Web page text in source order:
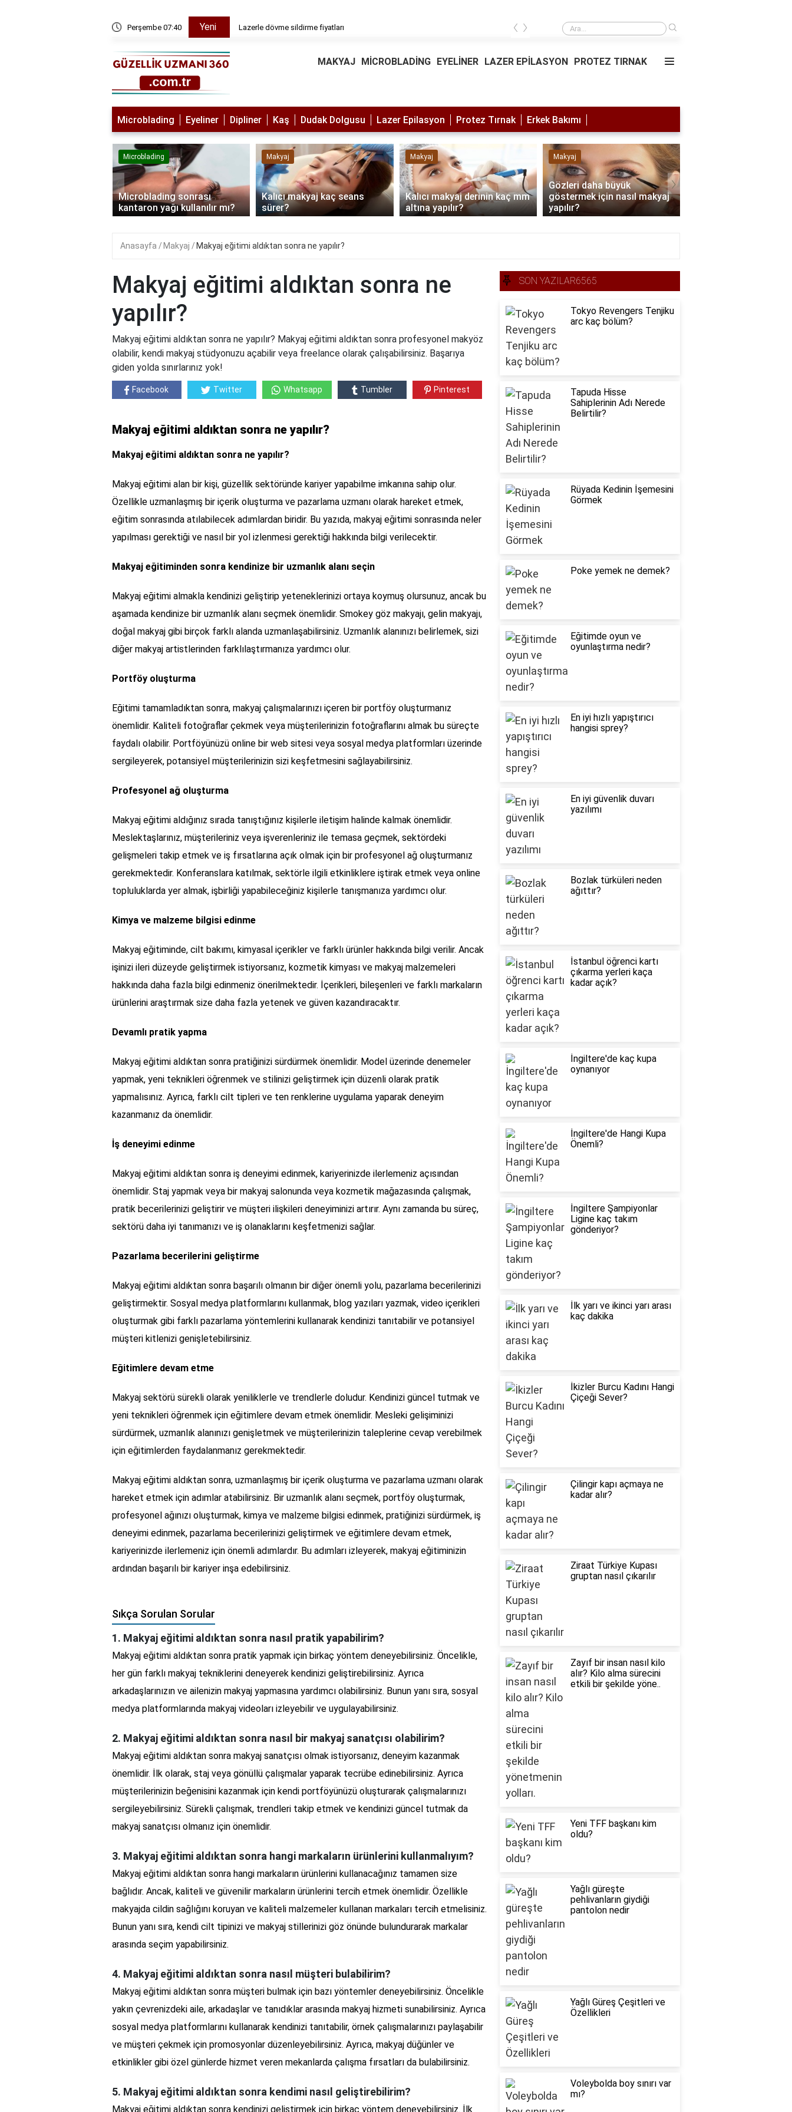
Perşembe 07:40 Yeni Lazerle dövme sildirme fiyatları Saç simülasyonu
‹ ›
MAKYAJ MİCROBLADİNG EYELİNER LAZER EPİLASYON PROTEZ TIRNAK
Microblading Eyeliner Dipliner Kaş Dudak Dolgusu Lazer Epilasyon Protez Tırnak Erkek Bakımı
Microblading
Microblading sonrası
kantaron yağı kullanılır mı?
Makyaj
Kalıcı makyaj kaç seans
sürer?
Makyaj
Kalıcı makyaj derinin kaç mm
altına yapılır?
Makyaj
Gözleri daha büyük
göstermek için nasıl makyaj
yapılır?
‹ ›
Anasayfa Makyaj Makyaj eğitimi aldıktan sonra ne yapılır?
Makyaj eğitimi aldıktan sonra ne
yapılır?
Makyaj eğitimi aldıktan sonra ne yapılır? Makyaj eğitimi aldıktan sonra profesyonel makyöz
olabilir, kendi makyaj stüdyonuzu açabilir veya freelance olarak çalışabilirsiniz. Başarıya
giden yolda sınırlarınız yok!
Facebook Twitter Whatsapp Tumbler Pinterest
Makyaj eğitimi aldıktan sonra ne yapılır?
Makyaj eğitimi aldıktan sonra ne yapılır?
Makyaj eğitimi alan bir kişi, güzellik sektöründe kariyer yapabilme imkanına sahip olur.
Özellikle uzmanlaşmış bir içerik oluşturma ve pazarlama uzmanı olarak hareket etmek,
eğitim sonrasında atılabilecek adımlardan biridir. Bu yazıda, makyaj eğitimi sonrasında neler
yapılması gerektiği ve nasıl bir yol izlenmesi gerektiği hakkında bilgi verilecektir.
Makyaj eğitiminden sonra kendinize bir uzmanlık alanı seçin
Makyaj eğitimi almakla kendinizi geliştirip yeteneklerinizi ortaya koymuş olursunuz, ancak bu
aşamada kendinize bir uzmanlık alanı seçmek önemlidir. Smokey göz makyajı, gelin makyajı,
doğal makyaj gibi birçok farklı alanda uzmanlaşabilirsiniz. Uzmanlık alanınızı belirlemek, sizi
diğer makyaj artistlerinden farklılaştırmanıza yardımcı olur.
Portföy oluşturma
Eğitimi tamamladıktan sonra, makyaj çalışmalarınızı içeren bir portföy oluşturmanız
önemlidir. Kaliteli fotoğraflar çekmek veya müşterilerinizin fotoğraflarını almak bu süreçte
faydalı olabilir. Portföyünüzü online bir web sitesi veya sosyal medya platformları üzerinde
sergileyerek, potansiyel müşterilerinizin sizi keşfetmesini sağlayabilirsiniz.
Profesyonel ağ oluşturma
Makyaj eğitimi aldığınız sırada tanıştığınız kişilerle iletişim halinde kalmak önemlidir.
Meslektaşlarınız, müşterileriniz veya işverenleriniz ile temasa geçmek, sektördeki
gelişmeleri takip etmek ve iş fırsatlarına açık olmak için bir profesyonel ağ oluşturmanız
gerekmektedir. Konferanslara katılmak, sektörle ilgili etkinliklere iştirak etmek veya online
topluluklarda yer almak, işbirliği yapabileceğiniz kişilerle tanışmanıza yardımcı olur.
Kimya ve malzeme bilgisi edinme
Makyaj eğitiminde, cilt bakımı, kimyasal içerikler ve farklı ürünler hakkında bilgi verilir. Ancak
işinizi ileri düzeyde geliştirmek istiyorsanız, kozmetik kimyası ve makyaj malzemeleri
hakkında daha fazla bilgi edinmeniz önerilmektedir. İçerikleri, bileşenleri ve farklı markaların
ürünlerini araştırmak size daha fazla yetenek ve güven kazandıracaktır.
Devamlı pratik yapma
Makyaj eğitimi aldıktan sonra pratiğinizi sürdürmek önemlidir. Model üzerinde denemeler
yapmak, yeni teknikleri öğrenmek ve stilinizi geliştirmek için düzenli olarak pratik
yapmalısınız. Ayrıca, farklı cilt tipleri ve ten renklerine uygulama yaparak deneyim
kazanmanız da önemlidir.
İş deneyimi edinme
Makyaj eğitimi aldıktan sonra iş deneyimi edinmek, kariyerinizde ilerlemeniz açısından
önemlidir. Staj yapmak veya bir makyaj salonunda veya kozmetik mağazasında çalışmak,
pratik becerilerinizi geliştirir ve müşteri ilişkileri deneyiminizi artırır. Aynı zamanda bu süreç,
sektörü daha iyi tanımanızı ve iş olanaklarını keşfetmenizi sağlar.
Pazarlama becerilerini geliştirme
Makyaj eğitimi aldıktan sonra başarılı olmanın bir diğer önemli yolu, pazarlama becerilerinizi
geliştirmektir. Sosyal medya platformlarını kullanmak, blog yazıları yazmak, video içerikleri
oluşturmak gibi farklı pazarlama yöntemlerini kullanarak kendinizi tanıtabilir ve potansiyel
müşteri kitlenizi genişletebilirsiniz.
Eğitimlere devam etme
Makyaj sektörü sürekli olarak yeniliklerle ve trendlerle doludur. Kendinizi güncel tutmak ve
yeni teknikleri öğrenmek için eğitimlere devam etmek önemlidir. Mesleki gelişiminizi
sürdürmek, uzmanlık alanınızı genişletmek ve müşterilerinizin taleplerine cevap verebilmek
için eğitimlerden faydalanmanız gerekmektedir.
Makyaj eğitimi aldıktan sonra, uzmanlaşmış bir içerik oluşturma ve pazarlama uzmanı olarak
hareket etmek için adımlar atabilirsiniz. Bir uzmanlık alanı seçmek, portföy oluşturmak,
profesyonel ağınızı oluşturmak, kimya ve malzeme bilgisi edinmek, pratiğinizi sürdürmek, iş
deneyimi edinmek, pazarlama becerilerinizi geliştirmek ve eğitimlere devam etmek,
kariyerinizde ilerlemeniz için önemli adımlardır. Bu adımları izleyerek, makyaj eğitiminizin
ardından başarılı bir kariyer inşa edebilirsiniz.
Sıkça Sorulan Sorular
1. Makyaj eğitimi aldıktan sonra nasıl pratik yapabilirim?
Makyaj eğitimi aldıktan sonra pratik yapmak için birkaç yöntem deneyebilirsiniz. Öncelikle,
her gün farklı makyaj tekniklerini deneyerek kendinizi geliştirebilirsiniz. Ayrıca
arkadaşlarınızın ve ailenizin makyaj yapmasına yardımcı olabilirsiniz. Bunun yanı sıra, sosyal
medya platformlarında makyaj videoları izleyebilir ve uygulayabilirsiniz.
2. Makyaj eğitimi aldıktan sonra nasıl bir makyaj sanatçısı olabilirim?
Makyaj eğitimi aldıktan sonra makyaj sanatçısı olmak istiyorsanız, deneyim kazanmak
önemlidir. İlk olarak, staj veya gönüllü çalışmalar yaparak tecrübe edinebilirsiniz. Ayrıca
müşterilerinizin beğenisini kazanmak için kendi portföyünüzü oluşturarak çalışmalarınızı
sergileyebilirsiniz. Sürekli çalışmak, trendleri takip etmek ve kendinizi güncel tutmak da
makyaj sanatçısı olmanız için önemlidir.
3. Makyaj eğitimi aldıktan sonra hangi markaların ürünlerini kullanmalıyım?
Makyaj eğitimi aldıktan sonra hangi markaların ürünlerini kullanacağınız tamamen size
bağlıdır. Ancak, kaliteli ve güvenilir markaların ürünlerini tercih etmek önemlidir. Özellikle
makyajda cildin sağlığını koruyan ve kaliteli malzemeler kullanan markaları tercih etmelisiniz.
Bunun yanı sıra, kendi cilt tipinizi ve makyaj stillerinizi göz önünde bulundurarak markalar
arasında seçim yapabilirsiniz.
4. Makyaj eğitimi aldıktan sonra nasıl müşteri bulabilirim?
Makyaj eğitimi aldıktan sonra müşteri bulmak için bazı yöntemler deneyebilirsiniz. Öncelikle
yakın çevrenizdeki aile, arkadaşlar ve tanıdıklar arasında makyaj hizmeti sunabilirsiniz. Ayrıca
sosyal medya platformlarını kullanarak kendinizi tanıtabilir, örnek çalışmalarınızı paylaşabilir
ve müşteri çekmek için promosyonlar düzenleyebilirsiniz. Ayrıca, makyaj düğünler ve
etkinlikler gibi özel günlerde hizmet veren mekanlarda çalışma fırsatları da bulabilirsiniz.
5. Makyaj eğitimi aldıktan sonra kendimi nasıl geliştirebilirim?
Makyaj eğitimi aldıktan sonra kendinizi geliştirmek için birkaç yöntem deneyebilirsiniz. İlk
SON YAZILAR6565
Tokyo Revengers Tenjiku
arc kaç bölüm?
Tapuda Hisse
Sahiplerinin Adı Nerede
Belirtilir?
Rüyada Kedinin İşemesini
Görmek
Poke yemek ne demek?
Eğitimde oyun ve
oyunlaştırma nedir?
En iyi hızlı yapıştırıcı
hangisi sprey?
En iyi güvenlik duvarı
yazılımı
Bozlak türküleri neden
ağıttır?
İstanbul öğrenci kartı
çıkarma yerleri kaça
kadar açık?
İngiltere'de kaç kupa
oynanıyor
İngiltere'de Hangi Kupa
Önemli?
İngiltere Şampiyonlar
Ligine kaç takım
gönderiyor?
İlk yarı ve ikinci yarı arası
kaç dakika
İkizler Burcu Kadını Hangi
Çiçeği Sever?
Çilingir kapı açmaya ne
kadar alır?
Ziraat Türkiye Kupası
gruptan nasıl çıkarılır
Zayıf bir insan nasıl kilo
alır? Kilo alma sürecini
etkili bir şekilde yöne..
Yeni TFF başkanı kim
oldu?
Yağlı güreşte
pehlivanların giydiği
pantolon nedir
Yağlı Güreş Çeşitleri ve
Özellikleri
Voleybolda boy sınırı var
mı?